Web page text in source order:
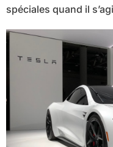
spéciales quand il